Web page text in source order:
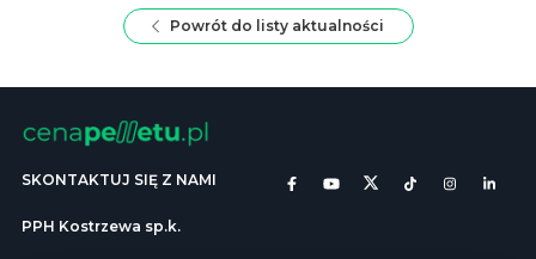
Powrót do listy aktualności
SKONTAKTUJ SIĘ Z NAMI
PPH Kostrzewa sp.k.